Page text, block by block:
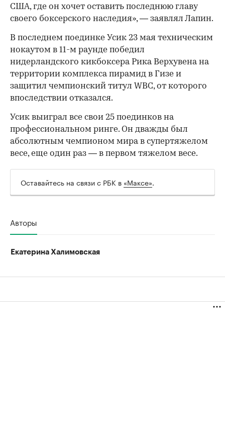
США, где он хочет оставить последнюю главу
своего боксерского наследия», — заявлял Лапин.
В последнем поединке Усик 23 мая техническим
нокаутом в 11-м раунде победил
нидерландского кикбоксера Рика Верхувена на
территории комплекса пирамид в Гизе и
защитил чемпионский титул WBC, от которого
впоследствии отказался.
Усик выиграл все свои 25 поединков на
профессиональном ринге. Он дважды был
абсолютным чемпионом мира в супертяжелом
весе, еще один раз — в первом тяжелом весе.
Оставайтесь на связи с РБК в «Максе».
Авторы
Екатерина Халимовская